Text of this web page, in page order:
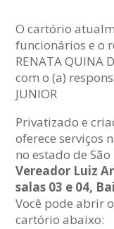
O cartório
funcionários e o
RENATA QUINA
com o (a)
JUNIOR
Privatizado e
oferece serviços
no estado de
Vereador Luiz
salas 03 e 04,
Você pode abrir
cartório abaixo: